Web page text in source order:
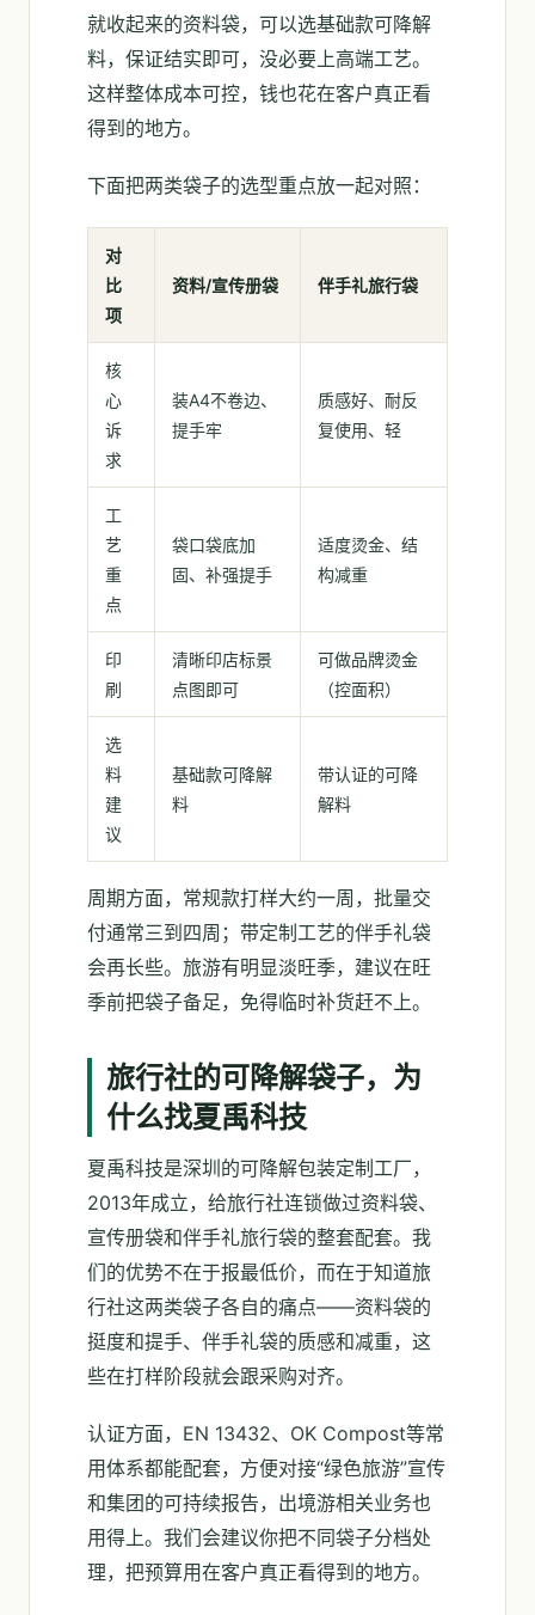
就收起来的资料袋，可以选基础款可降解
料，保证结实即可，没必要上高端工艺。
这样整体成本可控，钱也花在客户真正看
得到的地方。
下面把两类袋子的选型重点放一起对照：
对
比
项
资料/宣传册袋 伴手礼旅行袋
核
心
诉
求
装A4不卷边、
提手牢
质感好、耐反
复使用、轻
工
艺
重
点
袋口袋底加
固、补强提手
适度烫金、结
构减重
印
刷
清晰印店标景
点图即可
可做品牌烫金
（控面积）
选
料
建
议
基础款可降解
料
带认证的可降
解料
周期方面，常规款打样大约一周，批量交
付通常三到四周；带定制工艺的伴手礼袋
会再长些。旅游有明显淡旺季，建议在旺
季前把袋子备足，免得临时补货赶不上。
旅行社的可降解袋子，为
什么找夏禹科技
夏禹科技是深圳的可降解包装定制工厂，
2013年成立，给旅行社连锁做过资料袋、
宣传册袋和伴手礼旅行袋的整套配套。我
们的优势不在于报最低价，而在于知道旅
行社这两类袋子各自的痛点——资料袋的
挺度和提手、伴手礼袋的质感和减重，这
些在打样阶段就会跟采购对齐。
认证方面，EN 13432、OK Compost等常
用体系都能配套，方便对接“绿色旅游”宣传
和集团的可持续报告，出境游相关业务也
用得上。我们会建议你把不同袋子分档处
理，把预算用在客户真正看得到的地方。